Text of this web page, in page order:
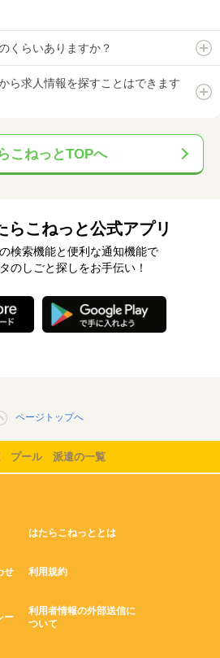
くらいありますか？
ら求人情報を探すことはできます
こねっとTOPへ
らこねっと公式アプリ
検索機能と便利な通知機能で
のしごと探しをお手伝い！
ページトップへ
プール 派遣の一覧
はたらこねっととは
せ 利用規約
ー
利用者情報の外部送信に
ついて